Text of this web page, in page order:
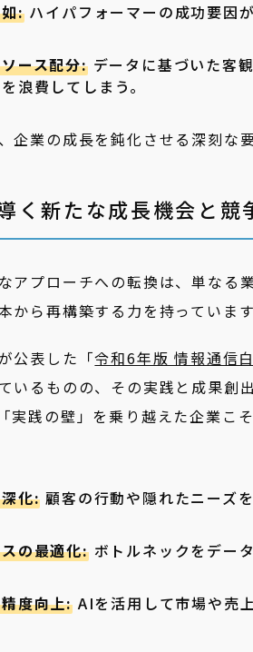
:ハイパフォーマーの成功要因
ース配分:データに基づいた客
浪費してしまう。
企業の成長を鈍化させる深刻な要
く新たな成長機会と競
アプローチへの転換は、単なる
から再構築する力を持っています
公表した「令和6年版 情報通信
いるものの、その実践と成果創
実践の壁」を乗り越えた企業こ
化: 顧客の行動や隠れたニーズ
の最適化:ボトルネックをデー
度向上: AIを活用して市場や売